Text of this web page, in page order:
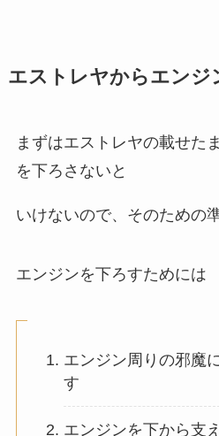
エストレヤからエンジ
まずはエストレヤの載せた
を下ろさないと
いけないので、そのための
エンジンを下ろすためには
エンジン周りの邪魔
す
エンジンを下から支